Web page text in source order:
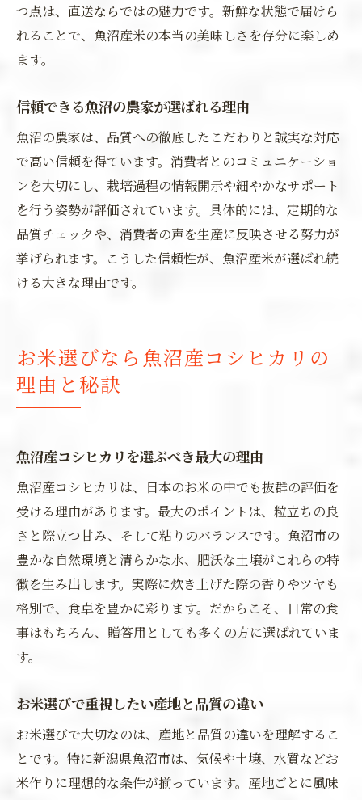
つ点は、直送ならではの魅力です。新鮮な状態で届けら
れることで、魚沼産米の本当の美味しさを存分に楽しめ
ます。
信頼できる魚沼の農家が選ばれる理由
魚沼の農家は、品質への徹底したこだわりと誠実な対応
で高い信頼を得ています。消費者とのコミュニケーショ
ンを大切にし、栽培過程の情報開示や細やかなサポート
を行う姿勢が評価されています。具体的には、定期的な
品質チェックや、消費者の声を生産に反映させる努力が
挙げられます。こうした信頼性が、魚沼産米が選ばれ続
ける大きな理由です。
お米選びなら魚沼産コシヒカリの
理由と秘訣
魚沼産コシヒカリを選ぶべき最大の理由
魚沼産コシヒカリは、日本のお米の中でも抜群の評価を
受ける理由があります。最大のポイントは、粒立ちの良
さと際立つ甘み、そして粘りのバランスです。魚沼市の
豊かな自然環境と清らかな水、肥沃な土壌がこれらの特
徴を生み出します。実際に炊き上げた際の香りやツヤも
格別で、食卓を豊かに彩ります。だからこそ、日常の食
事はもちろん、贈答用としても多くの方に選ばれていま
す。
お米選びで重視したい産地と品質の違い
お米選びで大切なのは、産地と品質の違いを理解するこ
とです。特に新潟県魚沼市は、気候や土壌、水質などお
米作りに理想的な条件が揃っています。産地ごとに風味